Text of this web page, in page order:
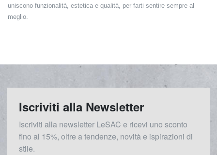
uniscono funzionalità, estetica e qualità, per farti sentire sempre al
meglio.
Iscriviti alla Newsletter
Iscriviti alla newsletter LeSAC e ricevi uno sconto
fino al 15%, oltre a tendenze, novità e ispirazioni di
stile.